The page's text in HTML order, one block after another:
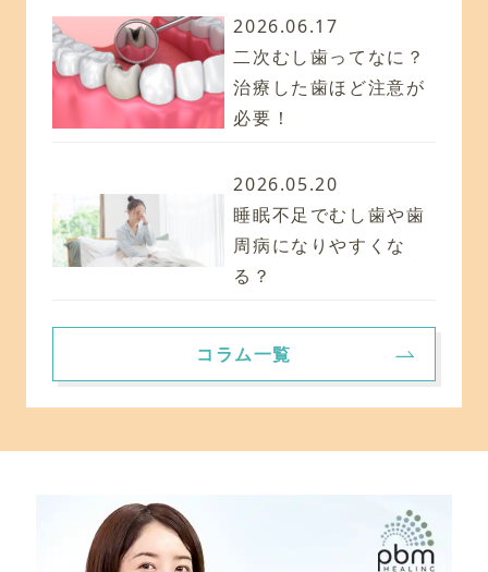
2026.06.17
二次むし歯ってなに？
治療した歯ほど注意が
必要！
2026.05.20
睡眠不足でむし歯や歯
周病になりやすくな
る？
コラム一覧